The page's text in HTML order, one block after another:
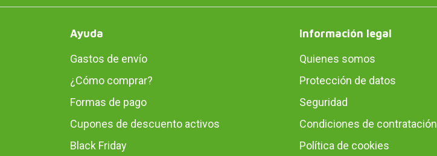
Ayuda
Gastos de envío
¿Cómo comprar?
Formas de pago
Cupones de descuento activos
Black Friday
Información legal
Quienes somos
Protección de datos
Seguridad
Condiciones de contratación
Política de cookies